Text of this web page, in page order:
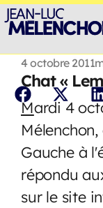
4 octobre 2011
Chat «
Mardi 4
Gauche à
répondu
sur le site